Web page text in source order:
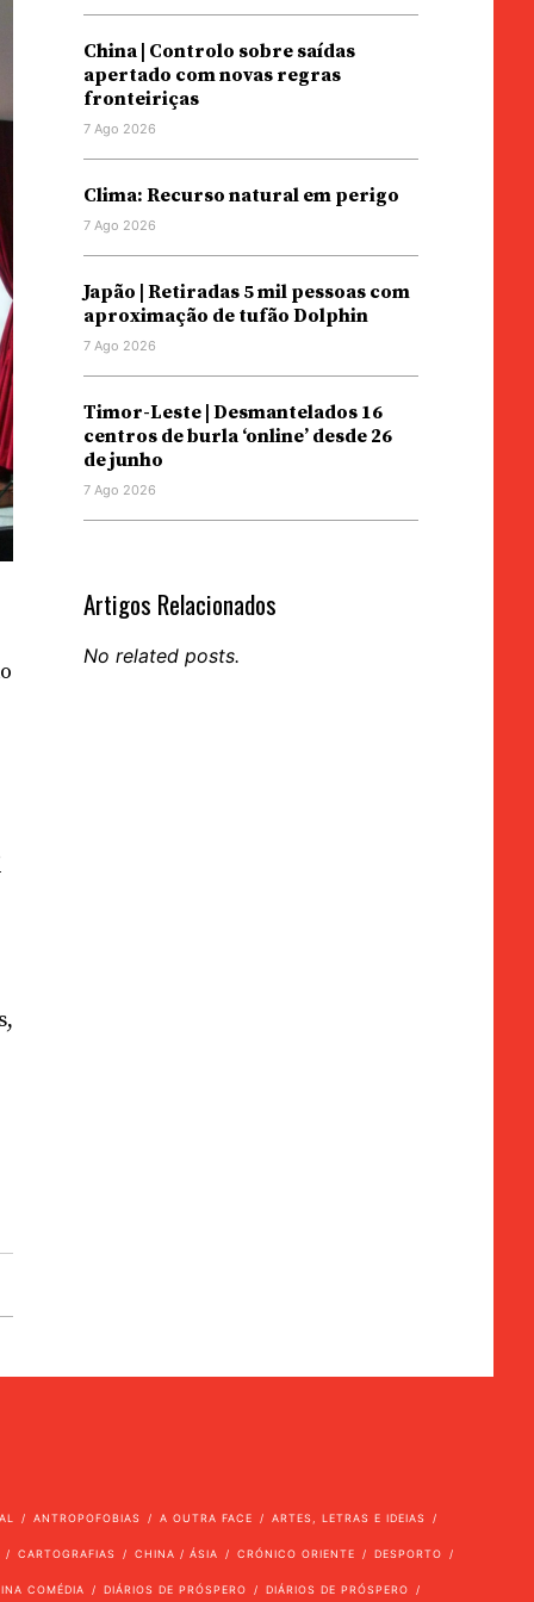
China | Controlo sobre saídas
apertado com novas regras
fronteiriças
7 Ago 2026
Clima: Recurso natural em perigo
7 Ago 2026
Japão | Retiradas 5 mil pessoas com
aproximação de tufão Dolphin
7 Ago 2026
Timor-Leste | Desmantelados 16
centros de burla ‘online’ desde 26
de junho
7 Ago 2026
Artigos Relacionados
No related posts.
ANTROPOFOBIAS A OUTRA FACE ARTES, LETRAS E IDEIAS
CARTOGRAFIAS CHINA / ÁSIA CRÓNICO ORIENTE DESPORTO
COMÉDIA DIÁRIOS DE PRÓSPERO DIÁRIOS DE PRÓSPERO